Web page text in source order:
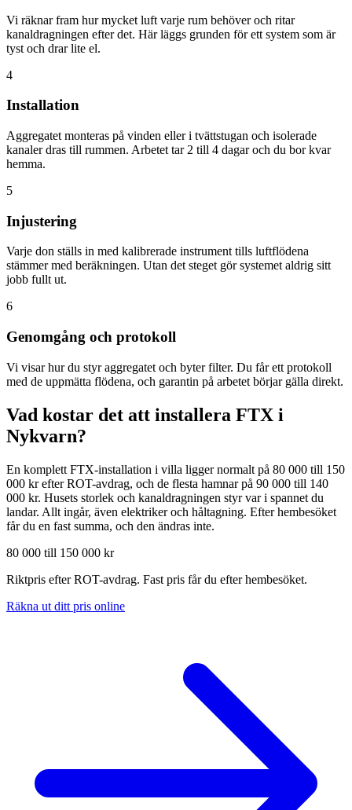
Vi räknar fram hur mycket luft varje rum behöver och ritar
kanaldragningen efter det. Här läggs grunden för ett system som är
tyst och drar lite el.
4
Installation
Aggregatet monteras på vinden eller i tvättstugan och isolerade
kanaler dras till rummen. Arbetet tar 2 till 4 dagar och du bor kvar
hemma.
5
Injustering
Varje don ställs in med kalibrerade instrument tills luftflödena
stämmer med beräkningen. Utan det steget gör systemet aldrig sitt
jobb fullt ut.
6
Genomgång och protokoll
Vi visar hur du styr aggregatet och byter filter. Du får ett protokoll
med de uppmätta flödena, och garantin på arbetet börjar gälla direkt.
Vad kostar det att installera FTX i
Nykvarn?
En komplett FTX-installation i villa ligger normalt på 80 000 till 150
000 kr efter ROT-avdrag, och de flesta hamnar på 90 000 till 140
000 kr. Husets storlek och kanaldragningen styr var i spannet du
landar. Allt ingår, även elektriker och håltagning. Efter hembesöket
får du en fast summa, och den ändras inte.
80 000 till 150 000 kr
Riktpris efter ROT-avdrag. Fast pris får du efter hembesöket.
Räkna ut ditt pris online